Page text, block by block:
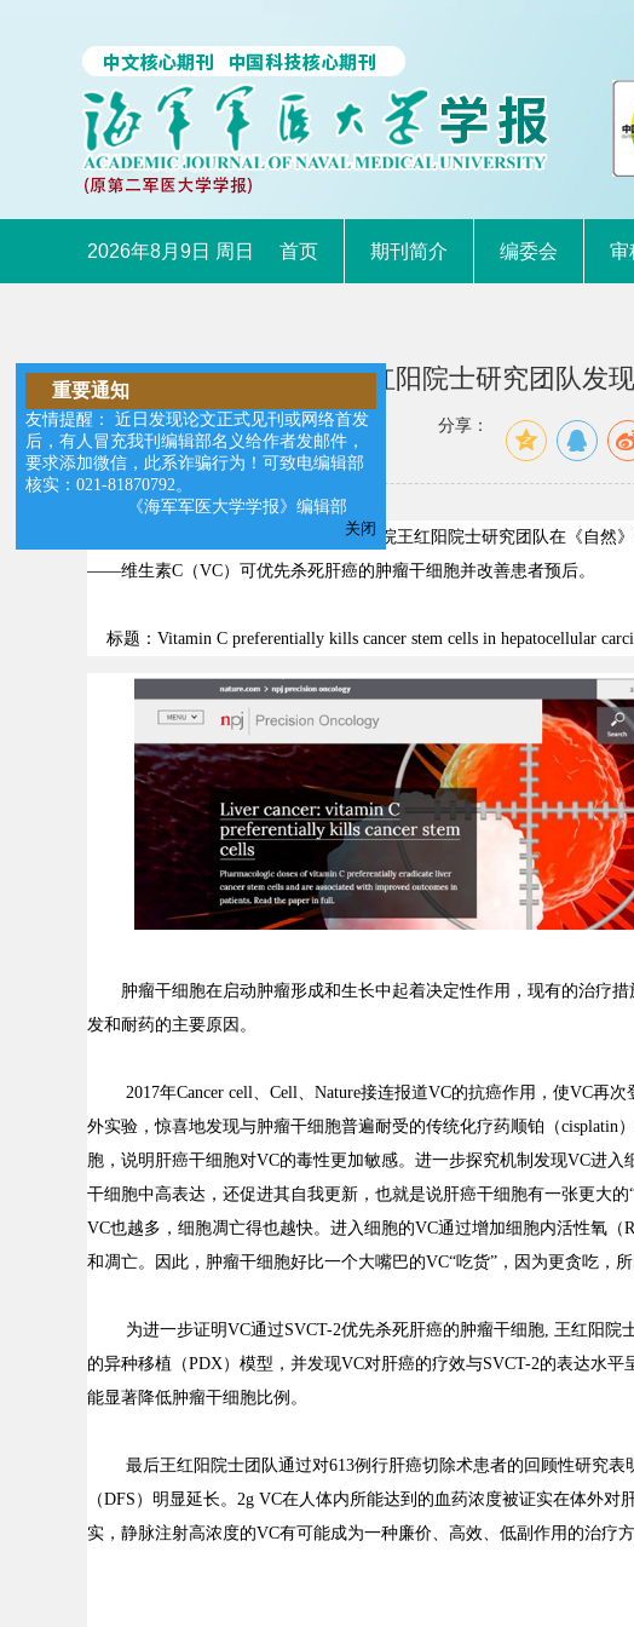
2026年8月9日 周日 首页 期刊简介 编委会 审
肝癌突破：我校王红阳院士研究团队发
分享：
日我校东方肝胆外科医院王红阳院士研究团队在《自然》
——维生素C （VC）可优先杀死肝癌的肿瘤干细胞并改善患者预后。
标题： Vitamin C preferentially kills cancer stem cells in hepatocellular
肿瘤干细胞在启动肿瘤形成和生长中起着决定性作用，现有的治疗
发和耐药的主要原因。
2017年Cancer cell、 Cell、 Nature接连报道VC的抗癌作用，使VC再次
外实验，惊喜地发现与肿瘤干细胞普遍耐受的传统化疗药顺铂（cisplatin
胞，说明肝癌干细胞对VC的毒性更加敏感。进一步探究机制发现VC进入
干细胞中高表达，还促进其自我更新，也就是说肝癌干细胞有一张更大的
VC也越多，细胞凋亡得也越快。进入细胞的VC通过增加细胞内活性氧（
和凋亡。因此，肿瘤干细胞好比一个大嘴巴的VC“吃货” ，因为更贪吃，
为进一步证明VC通过SVCT-2优先杀死肝癌的肿瘤干细胞, 王红阳院
的异种移植（PDX）模型，并发现VC对肝癌的疗效与SVCT-2的表达水平
能显著降低肿瘤干细胞比例。
最后王红阳院士团队通过对613例行肝癌切除术患者的回顾性研究表
（DFS ）明显延长。 2g VC在人体内所能达到的血药浓度被证实在体外对
实，静脉注射高浓度的VC有可能成为一种廉价、高效、低副作用的治疗
重要通知
友情提醒： 近日发现论文正式见刊或网络首发
后，有人冒充我刊编辑部名义给作者发邮件，
要求添加微信，此系诈骗行为！可致电编辑部
核实：021-81870792。
《海军军医大学学报》编辑部
关闭